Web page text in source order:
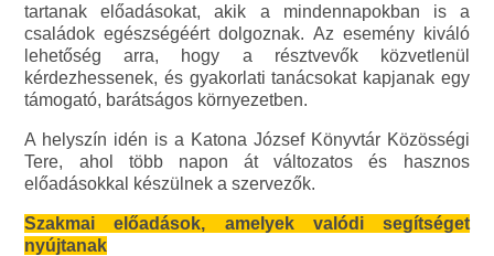
tartanak előadásokat, akik a mindennapokban is a
családok egészségéért dolgoznak. Az esemény kiváló
lehetőség arra, hogy a résztvevők közvetlenül
kérdezhessenek, és gyakorlati tanácsokat kapjanak egy
támogató, barátságos környezetben.
A helyszín idén is a Katona József KönyvtárKözösségi
Tere, ahol több napon át változatos és hasznos
előadásokkal készülnek a szervezők.
Szakmai előadások, amelyek valódi segítséget
nyújtanak